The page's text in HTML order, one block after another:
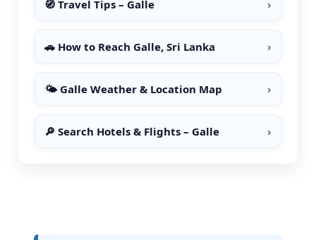
🧭 Travel Tips – Galle ›
🚗 How to Reach Galle, Sri Lanka ›
🌤️ Galle Weather & Location Map ›
🔎 Search Hotels & Flights – Galle ›